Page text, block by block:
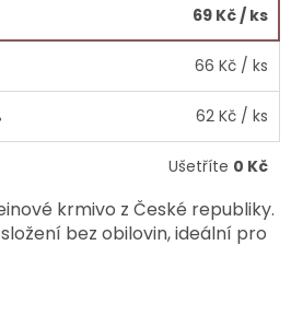
69 Kč / ks
66 Kč / ks
62 Kč / ks
Ušetříte 0 Kč
krmivo z České republiky.
bez obilovin, ideální pro